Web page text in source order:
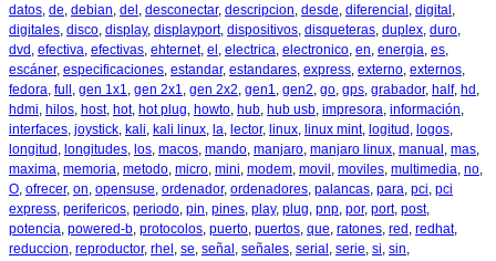
datos, de, debian, del , desconectar, descripcion, desde, diferencial , digital ,
digitales, disco, display, displayport, dispositivos, disqueteras, duplex, duro,
dvd , efectiva, efectivas, ehternet, el , electrica, electronico, en, energia, es,
escáner, especificaciones, estandar, estandares, express, externo, externos,
fedora, full , gen 1x1, gen 2x1, gen 2x2, gen1, gen2, go, gps, grabador, half, hd ,
hdmi, hilos, host, hot, hot plug, howto, hub, hub usb, impresora, información,
interfaces, joystick, kali, kali linux, la, lector, linux, linux mint, logitud , logos,
longitud , longitudes, los, macos, mando, manjaro, manjaro linux, manual , mas,
maxima, memoria, metodo, micro, mini, modem, movil , moviles, multimedia, no,
O, ofrecer, on, opensuse, ordenador, ordenadores, palancas, para, pci, pci
express, perifericos, periodo, pin, pines, play, plug, pnp, por, port, post,
potencia, powered-b, protocolos, puerto, puertos, que, ratones, red , redhat,
reduccion, reproductor, rhel , se, señal , señales, serial , serie, si, sin,